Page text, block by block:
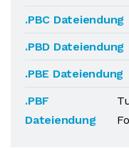
.PBC Dateiendung
.PBD Dateiendung
.PBE Dateiendung
.PBF
Dateiendung